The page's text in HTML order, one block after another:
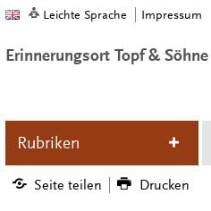
Leichte Sprache Impressum
Erinnerungsort Topf & Söhne
Rubriken
Seite teilen Drucken